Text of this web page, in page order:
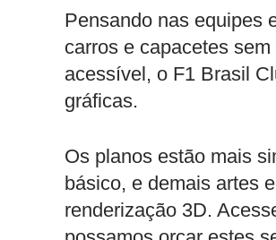
Pensando nas equipes
carros e capacetes
acessível, o F1 Brasil
gráficas.
Os planos estão mais
básico, e demais artes
renderização 3D.